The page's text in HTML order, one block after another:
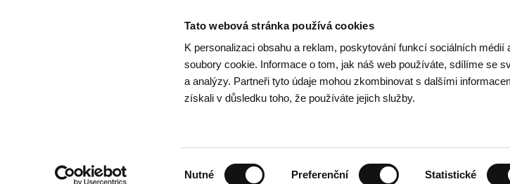
Tato webová stránka používá cookies
K personalizaci obsahu a reklam, poskytování funkcí sociálních
soubory cookie. Informace o tom, jak náš web používáte, sdílíme se
a analýzy. Partneři tyto údaje mohou zkombinovat s dalšími
získali v důsledku toho, že používáte jejich služby.
Nutné Preferenční Statistické
je součástí rodiny KVIFF Group, která